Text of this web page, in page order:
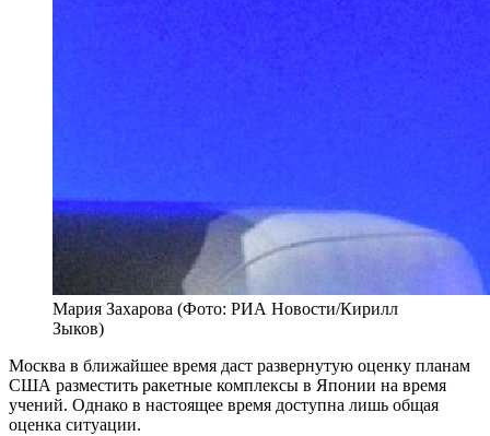
Мария Захарова (Фото: РИА Новости/Кирилл
Зыков)
Москва в ближайшее время даст развернутую оценку планам
США разместить ракетные комплексы в Японии на время
учений. Однако в настоящее время доступна лишь общая
оценка ситуации.